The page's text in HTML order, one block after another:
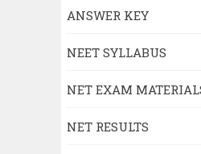
ANSWER KEY
NEET SYLLABUS
NET EXAM
NET RESULTS